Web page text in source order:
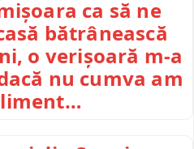
ca să ne
bătrânească
o verișoară m-a
nu cumva am